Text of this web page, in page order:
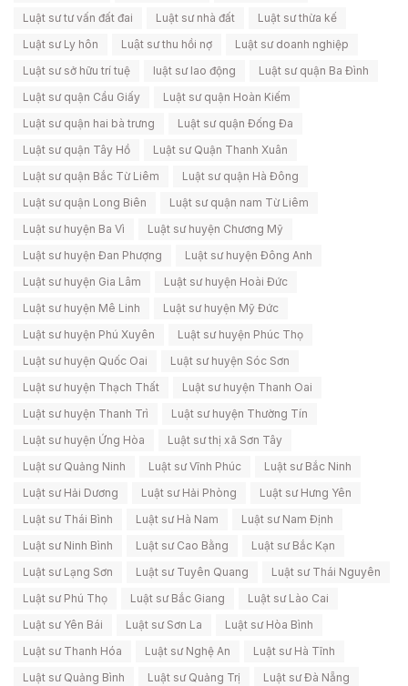
Luật sư tư vấn đất đai
Luật sư nhà đất
Luật sư thừa kế
Luật sư Ly hôn
Luật sư thu hồi nợ
Luật sư doanh nghiệp
Luật sư sở hữu trí tuệ
luật sư lao động
Luật sư quận Ba Đình
Luật sư quận Cầu Giấy
Luật sư quận Hoàn Kiếm
Luật sư quận hai bà trưng
Luật sư quận Đống Đa
Luật sư quận Tây Hồ
Luật sư Quận Thanh Xuân
Luật sư quận Bắc Từ Liêm
Luật sư quận Hà Đông
Luật sư quận Long Biên
Luật sư quận nam Từ Liêm
Luật sư huyện Ba Vì
Luật sư huyện Chương Mỹ
Luật sư huyện Đan Phượng
Luật sư huyện Đông Anh
Luật sư huyện Gia Lâm
Luật sư huyện Hoài Đức
Luật sư huyện Mê Linh
Luật sư huyện Mỹ Đức
Luật sư huyện Phú Xuyên
Luật sư huyện Phúc Thọ
Luật sư huyện Quốc Oai
Luật sư huyện Sóc Sơn
Luật sư huyện Thạch Thất
Luật sư huyện Thanh Oai
Luật sư huyện Thanh Trì
Luật sư huyện Thường Tín
Luật sư huyện Ứng Hòa
Luật sư thị xã Sơn Tây
Luật sư Quảng Ninh
Luật sư Vĩnh Phúc
Luật sư Bắc Ninh
Luật sư Hải Dương
Luật sư Hải Phòng
Luật sư Hưng Yên
Luật sư Thái Bình
Luật sư Hà Nam
Luật sư Nam Định
Luật sư Ninh Bình
Luật sư Cao Bằng
Luật sư Bắc Kạn
Luật sư Lạng Sơn
Luật sư Tuyên Quang
Luật sư Thái Nguyên
Luật sư Phú Thọ
Luật sư Bắc Giang
Luật sư Lào Cai
Luật sư Yên Bái
Luật sư Sơn La
Luật sư Hòa Bình
Luật sư Thanh Hóa
Luật sư Nghệ An
Luật sư Hà Tĩnh
Luật sư Quảng Bình
Luật sư Quảng Trị
Luật sư Đà Nẵng